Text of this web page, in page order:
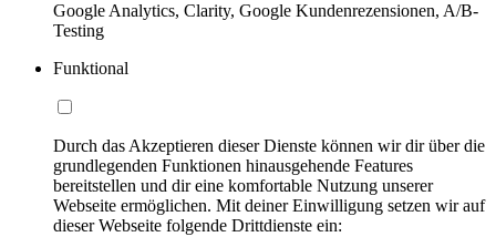
Google Analytics, Clarity, Google Kundenrezensionen, A/B-
Testing
Funktional
Durch das Akzeptieren dieser Dienste können wir dir über die
grundlegenden Funktionen hinausgehende Features
bereitstellen und dir eine komfortable Nutzung unserer
Webseite ermöglichen. Mit deiner Einwilligung setzen wir auf
dieser Webseite folgende Drittdienste ein: